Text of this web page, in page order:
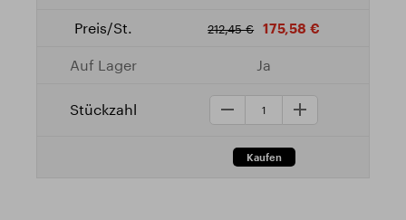
212,45 € 175,58 €
Ja